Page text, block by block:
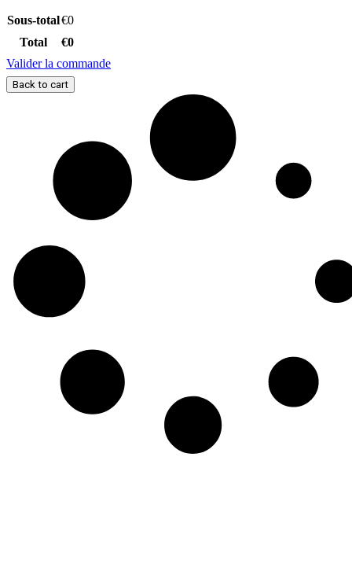
Sous-total€0
Total
€0
Valider la commande
Back to cart